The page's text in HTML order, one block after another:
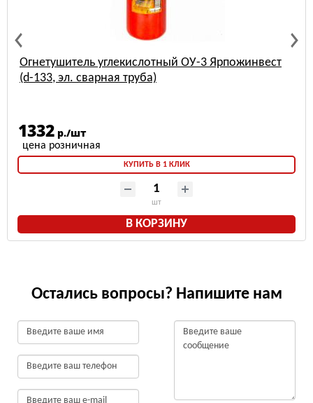
Огнетушитель углекислотный ОУ-3 Ярпожинвест
(d-133, эл. сварная труба)
1332 р./шт
КУПИТЬ В 1 КЛИК
шт
В КОРЗИНУ
Остались вопросы? Напишите нам